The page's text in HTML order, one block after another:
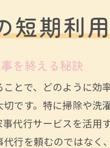
短期利
を終える秘訣
とで、どのように
です。特に掃除や洗
代行サービスを活用
行を頼むのではな